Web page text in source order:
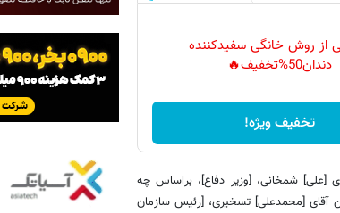
از روش خانگی سفیدکننده
دندان50%تخفیف🔥
تخفیف ویژه!
[علی] شمخانی، [وزیر دفاع]، براساس چه
[محمدعلی] تسخیری، [رئیس سازمان